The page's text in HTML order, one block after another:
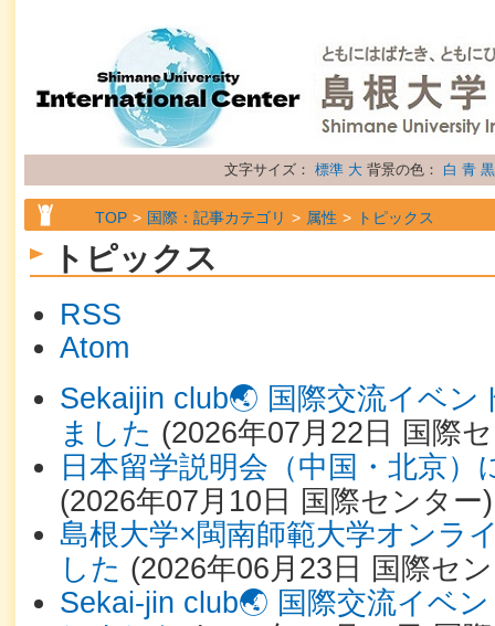
文字サイズ： 標準 大 背景の色： 白 青 黒
TOP 国際：記事カテゴリ 属性 トピックス
トピックス
RSS
Atom
Sekaijin club🌏 国際交流イベン
ました (2026年07月22日 国際
日本留学説明会（中国・北京）
(2026年07月10日 国際センター)
島根大学×閩南師範⼤学オンラ
した (2026年06月23日 国際セ
Sekai-jin club🌏 国際交流イベ